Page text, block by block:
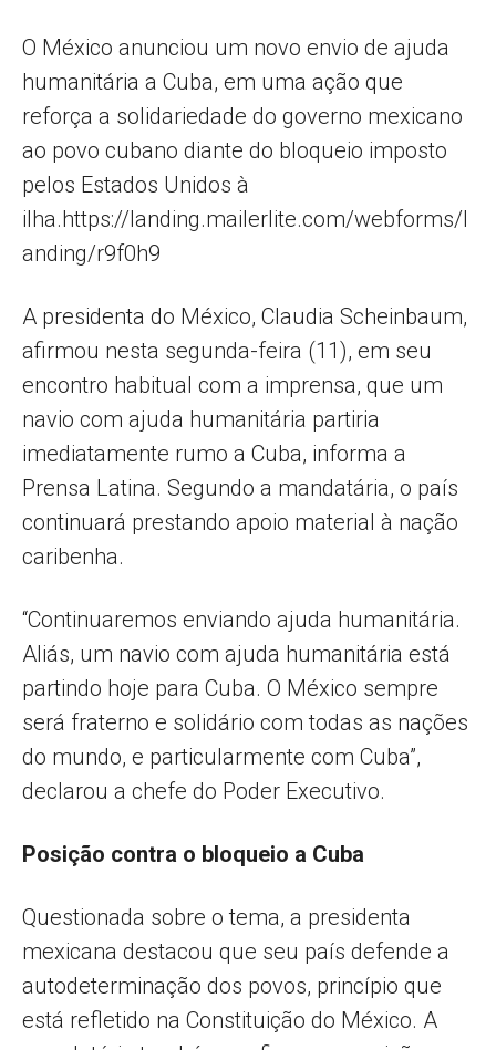
O México anunciou um novo envio de ajuda
humanitária a Cuba, em uma ação que
reforça a solidariedade do governo mexicano
ao povo cubano diante do bloqueio imposto
pelos Estados Unidos à
ilha.https://landing.mailerlite.com/webforms/l
anding/r9f0h9
A presidenta do México, Claudia Scheinbaum,
afirmou nesta segunda-feira (11), em seu
encontro habitual com a imprensa, que um
navio com ajuda humanitária partiria
imediatamente rumo a Cuba, informa a
Prensa Latina. Segundo a mandatária, o país
continuará prestando apoio material à nação
caribenha.
“Continuaremos enviando ajuda humanitária.
Aliás, um navio com ajuda humanitária está
partindo hoje para Cuba. O México sempre
será fraterno e solidário com todas as nações
do mundo, e particularmente com Cuba”,
declarou a chefe do Poder Executivo.
Posição contra o bloqueio a Cuba
Questionada sobre o tema, a presidenta
mexicana destacou que seu país defende a
autodeterminação dos povos, princípio que
está refletido na Constituição do México. A